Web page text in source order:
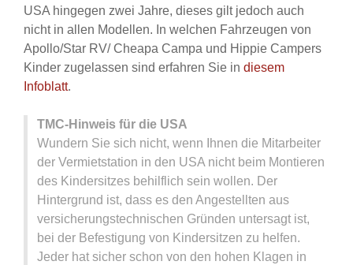
USA hingegen zwei Jahre, dieses gilt jedoch auch
nicht in allen Modellen. In welchen Fahrzeugen von
Apollo/Star RV/ Cheapa Campa und Hippie Campers
Kinder zugelassen sind erfahren Sie in diesem
Infoblatt.
TMC-Hinweis für die USA
Wundern Sie sich nicht, wenn Ihnen die Mitarbeiter
der Vermietstation in den USA nicht beim Montieren
des Kindersitzes behilflich sein wollen. Der
Hintergrund ist, dass es den Angestellten aus
versicherungstechnischen Gründen untersagt ist,
bei der Befestigung von Kindersitzen zu helfen.
Jeder hat sicher schon von den hohen Klagen in